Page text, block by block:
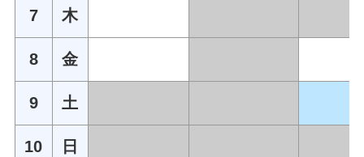
7 木
8 金
9 土
10 日